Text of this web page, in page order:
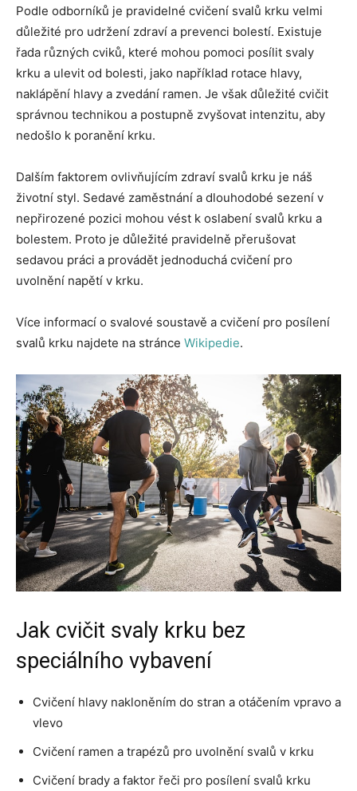
Podle odborníků je pravidelné cvičení svalů krku velmi
důležité pro udržení zdraví a prevenci bolestí. Existuje
řada různých cviků, které mohou pomoci posílit svaly
krku a ulevit od bolesti, jako například rotace hlavy,
naklápění hlavy a zvedání ramen. Je však důležité cvičit
správnou technikou a postupně zvyšovat intenzitu, aby
nedošlo k poranění krku.
Dalším faktorem ovlivňujícím zdraví svalů krku je náš
životní styl. Sedavé zaměstnání a dlouhodobé sezení v
nepřirozené pozici mohou vést k oslabení svalů krku a
bolestem. Proto je důležité pravidelně přerušovat
sedavou práci a provádět jednoduchá cvičení pro
uvolnění napětí v krku.
Více informací o svalové soustavě a cvičení pro posílení
svalů krku najdete na stránce Wikipedie.
Jak cvičit svaly krku bez
speciálního vybavení
Cvičení hlavy nakloněním do stran a otáčením vpravo a
vlevo
Cvičení ramen a trapézů pro uvolnění svalů v krku
Cvičení brady a faktor řeči pro posílení svalů krku